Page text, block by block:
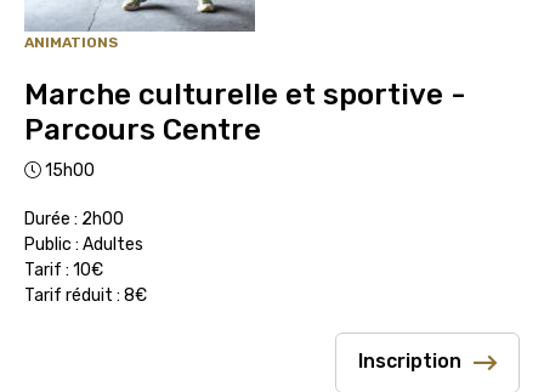
ANIMATIONS
Marche culturelle et sportive -
Parcours Centre
15h00
Durée : 2h00
Public : Adultes
Tarif : 10€
Tarif réduit : 8€
Inscription